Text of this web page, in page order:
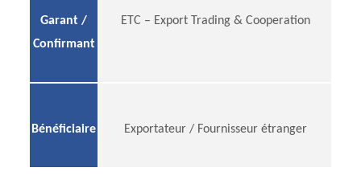
Garant /
Confirmant
ETC – Export Trading & Cooperation
Bénéficiaire Exportateur / Fournisseur étranger